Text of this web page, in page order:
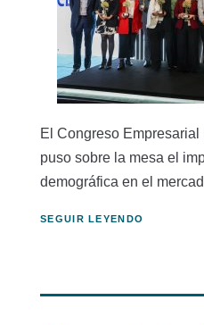
El Congreso
puso sobre la mesa el
demográfica en el
SEGUIR LEYENDO